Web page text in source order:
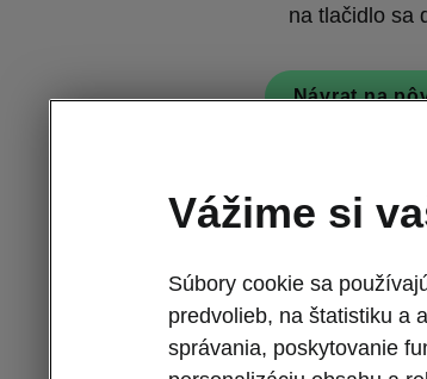
na tlačidlo sa
Návrat na
Vážime si
Súbory cookie sa
predvolieb, na štatistiku a
správania, poskytovanie